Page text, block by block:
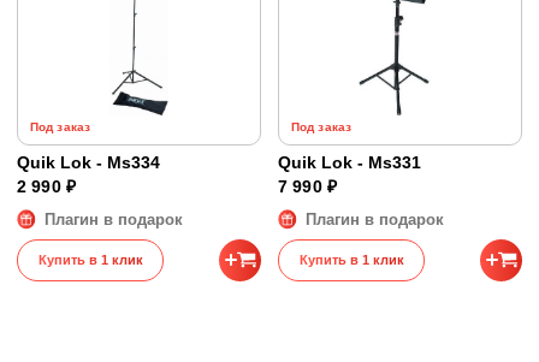
Под заказ
Quik Lok - Ms334
2 990 ₽
Плагин в подарок
Купить в 1 клик
Под заказ
Quik Lok - Ms331
7 990 ₽
Плагин в подарок
Купить в 1 клик